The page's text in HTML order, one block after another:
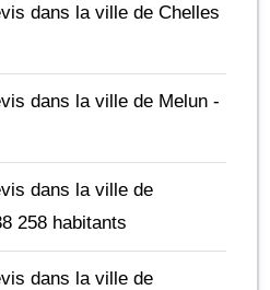
dans la ville de Chelles
dans la ville de Melun -
dans la ville de
258 habitants
dans la ville de